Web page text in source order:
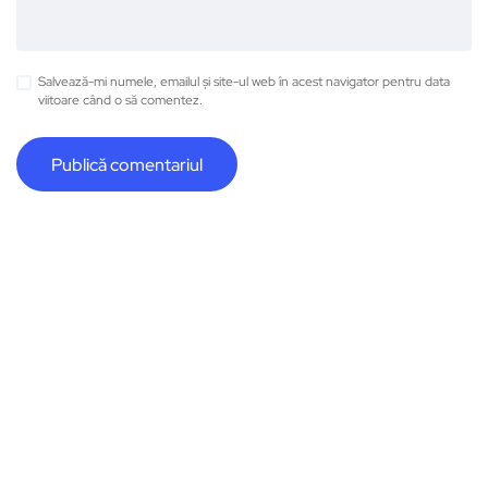
Salvează-mi numele, emailul și site-ul web în acest navigator pentru data
viitoare când o să comentez.